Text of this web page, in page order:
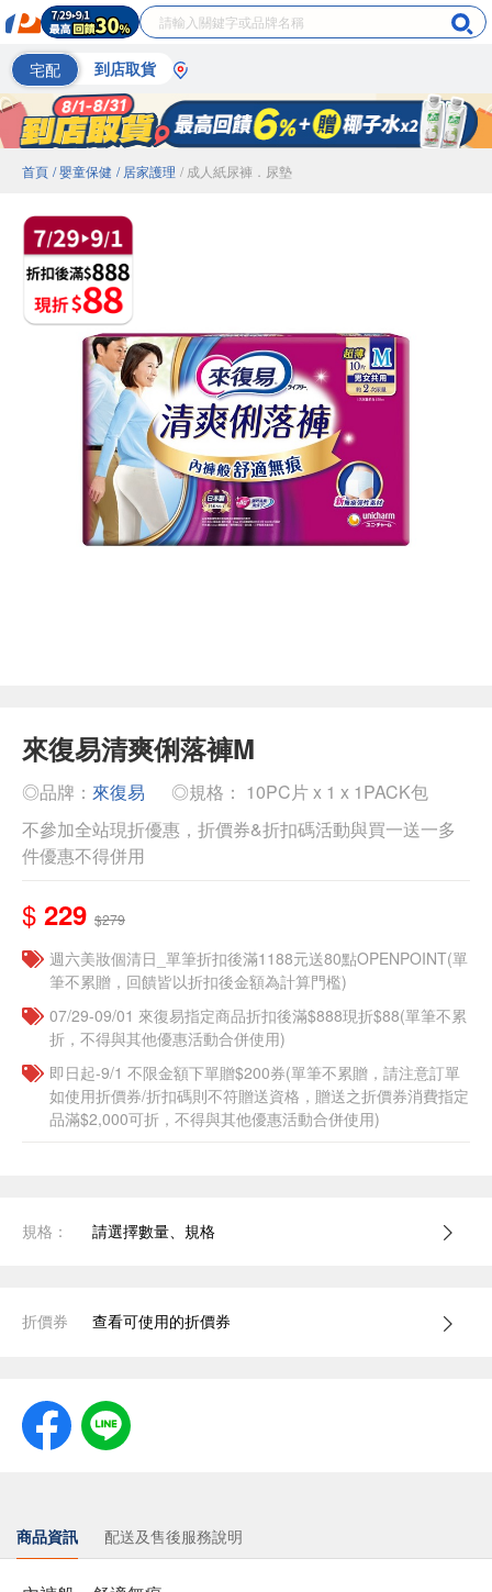
宅配 到店取貨
首頁 / 嬰童保健 / 居家護理 / 成人紙尿褲．尿墊
來復易清爽俐落褲M
◎品牌： 來復易
◎規格： 10PC片 x 1 x 1PACK包
不參加全站現折優惠，折價券&折扣碼活動與買一送一多
件優惠不得併用
$ 229 $279
週六美妝個清日_單筆折扣後滿1188元送80點OPENPOINT(單
筆不累贈，回饋皆以折扣後金額為計算門檻)
07/29-09/01 來復易指定商品折扣後滿$888現折$88(單筆不累
折，不得與其他優惠活動合併使用)
即日起-9/1 不限金額下單贈$200券(單筆不累贈，請注意訂單
如使用折價券/折扣碼則不符贈送資格，贈送之折價券消費指定
品滿$2,000可折，不得與其他優惠活動合併使用)
規格： 請選擇數量、規格
折價券 查看可使用的折價券
商品資訊 配送及售後服務說明